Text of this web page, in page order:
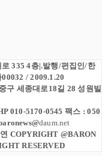
335 4층|.발행/편집인/한
/ 2009.1.20
구 세종대로18길 28 성원빌
010-5170-0545 팩스 : 050
@daum.net
COPYRIGHT @BARON
RESERVED